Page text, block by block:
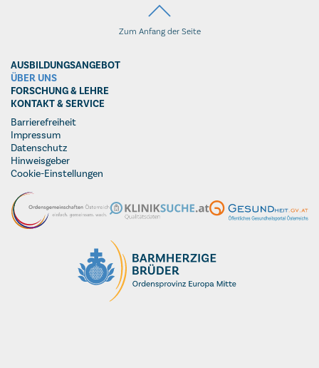
Zum Anfang der Seite
AUSBILDUNGSANGEBOT
ÜBER UNS
FORSCHUNG & LEHRE
KONTAKT & SERVICE
Barrierefreiheit
Impressum
Datenschutz
Hinweisgeber
Cookie-Einstellungen